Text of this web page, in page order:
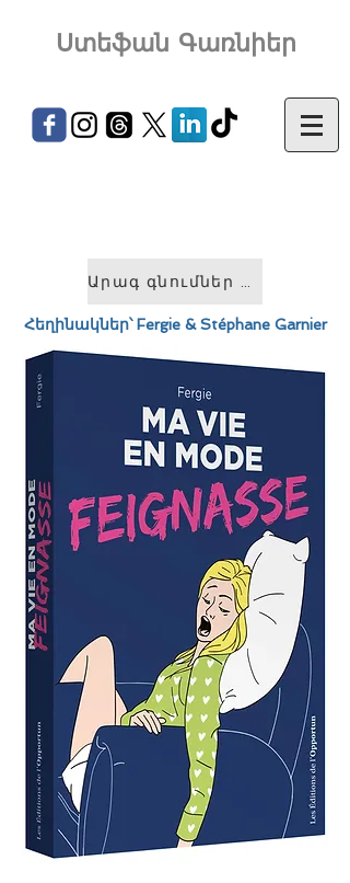
Ստեֆան Գառնիեր
Հեղինակներ՝ Fergie & Stéphane Garnier